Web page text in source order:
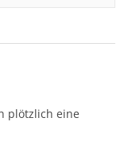
plötzlich eine